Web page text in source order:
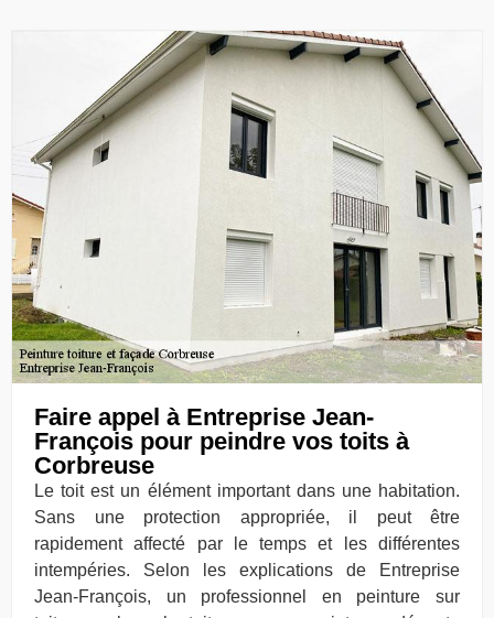
Faire appel à Entreprise Jean-
François pour peindre vos toits à
Corbreuse
Le toit est un élément important dans une habitation.
Sans une protection appropriée, il peut être
rapidement affecté par le temps et les différentes
intempéries. Selon les explications de Entreprise
Jean-François, un professionnel en peinture sur